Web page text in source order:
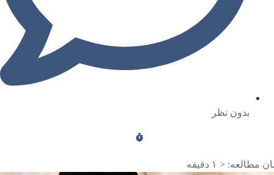
بدون نظر
مطالعه: < ۱ دقیقه